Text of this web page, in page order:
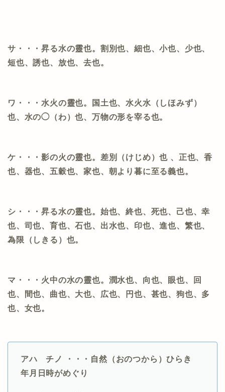
サ・・・昇る水の靈也。割別也、細也、小也、少也、
短也、誘也、放也、去也。
ワ・・・水火の靈也。国土也、水火水（しほみず）
也、水の◯（わ）也、万物の形を宰る也。
ケ・・・影の火の靈也。差別（けじめ）也 、正也、香
也、器也、五穀也、家也、朝より暮に至る義也。
シ・・・昇る水の靈也。始也、終也、死也、己也、幸
也、司也、育也、石也、出水也、印也、進也、繁也、
為限（しきる）也。
マ・・・火中の水の靈也。潤水也、向也、眼也、回
也、間也、曲也、大也、広也、円也、甚也、狗也、多
也、女也。
アハ チノ
・・・自然（おのつから）ひらき
年月日時がめぐり